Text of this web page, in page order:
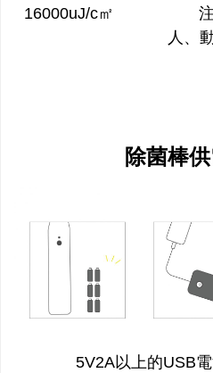
16000uJ/c㎡ 注意事
人、
除菌棒
5V2A以上的USB